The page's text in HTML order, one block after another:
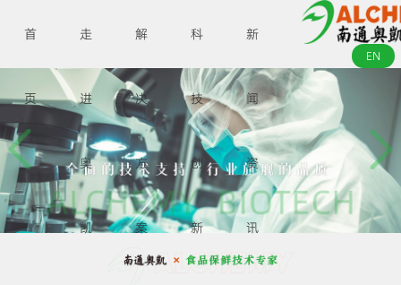
首
页
走
进
奥
凯
解
决
方
案
科
技
创
新
新
闻
资
讯
EN